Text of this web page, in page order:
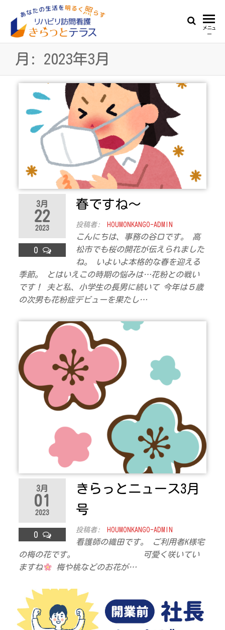
the
ハ
リ
訪
問
護
き
ら
っ
と
テ
ラ
ス
活
る
照
ら
す
メニュ
ー
月: 2023年3月
3月
22
2023
0
春ですね～
投稿者: HOUMONKANGO-ADMIN
こんにちは、事務の谷口です。 高
松市でも桜の開花が伝えられました
ね。 いよいよ本格的な春を迎える
季節。 とはいえこの時期の悩みは…花粉との戦い
です！ 夫と私、小学生の長男に続いて 今年は５歳
の次男も花粉症デビューを果たし…
3月
01
2023
0
きらっとニュース3月
号
投稿者: HOUMONKANGO-ADMIN
看護師の織田です。 ご利用者K様宅
の梅の花です。 可愛く咲いてい
ますね
梅や桃などのお花が…